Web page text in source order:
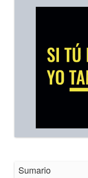
Sumario